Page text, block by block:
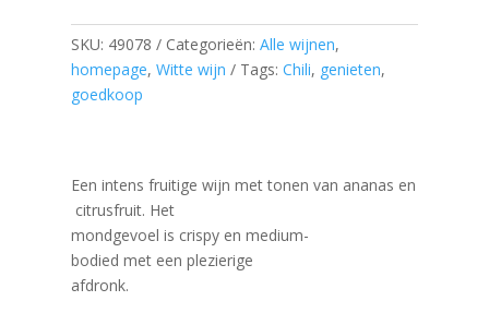
SKU: 49078 Categorieën: Alle wijnen,
homepage, Witte wijn Tags: Chili, genieten,
goedkoop
Een intens fruitige wijn met tonen van ananas en
citrusfruit. Het
mondgevoel is crispy en medium-
bodied met een plezierige
afdronk.